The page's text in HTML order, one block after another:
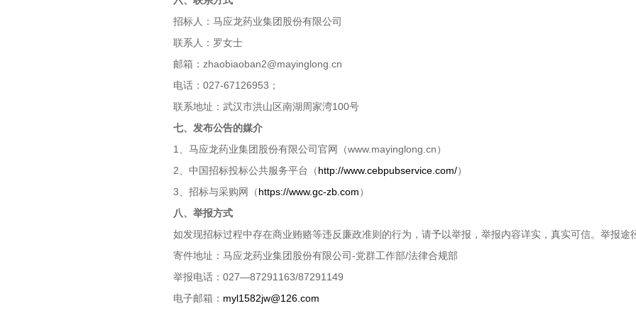
招标人：马应龙药业集团股份有限公司
联系人：罗女士
邮箱：zhaobiaoban2@mayinglong.cn
电话：027-67126953；
联系地址：武汉市洪山区南湖周家湾100号
七、发布公告的媒介
1、马应龙药业集团股份有限公司官网（www.mayinglong.cn）
2、中国招标投标公共服务平台（http://www.cebpubservice.com/）
3、招标与采购网（https://www.gc-zb.com）
八、举报方式
如发现招标过程中存在商业贿赂等违反廉政准则的行为，请予以举报，举报内容详实，真实可信。举报途
寄件地址：马应龙药业集团股份有限公司-党群工作部/法律合规部
举报电话：027—87291163/87291149
电子邮箱： myl1582jw@126.com